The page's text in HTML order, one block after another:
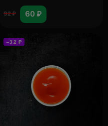
92 ₽ 60 ₽
−32 ₽